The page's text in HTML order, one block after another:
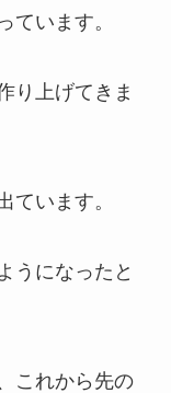
ています。
り上げてきま
ています。
うになったと
これから先の